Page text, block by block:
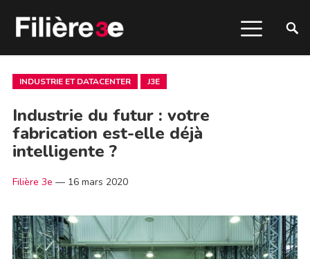
INDUSTRIE ET DATACENTER J3E
Industrie du futur : votre
fabrication est-elle déjà
intelligente ?
Filière 3e — 16 mars 2020